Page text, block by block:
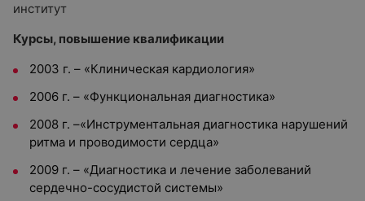
институт
Курсы, повышение квалификации
2003 г. – «Клиническая кардиология»
2006 г. – «Функциональная диагностика»
2008 г. –«Инструментальная диагностика нарушений
ритма и проводимости сердца»
2009 г. – «Диагностика и лечение заболеваний
сердечно-сосудистой системы»